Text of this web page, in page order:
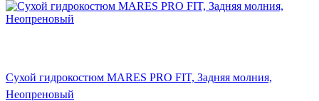
Сухой гидрокостюм MARES PRO FIT, Задняя молния,
Неопреновый